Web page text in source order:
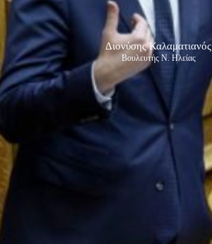
Διονύσης Καλαματιανός
Βουλευτής Ν. Ηλείας